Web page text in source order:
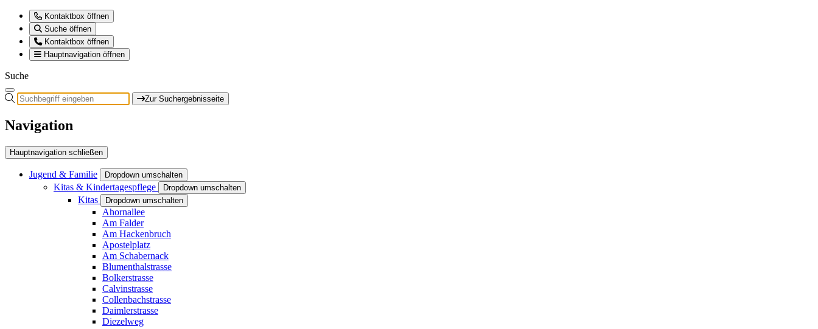
Kontaktbox öffnen
Suche öffnen
Kontaktbox öffnen
Hauptnavigation öffnen
Suche
Zur Suchergebnisseite
Navigation
Hauptnavigation schließen
Jugend & Familie Dropdown umschalten
Kitas & Kindertagespflege Dropdown umschalten
Kitas Dropdown umschalten
Ahornallee
Am Falder
Am Hackenbruch
Apostelplatz
Am Schabernack
Blumenthalstrasse
Bolkerstrasse
Calvinstrasse
Collenbachstrasse
Daimlerstrasse
Diezelweg